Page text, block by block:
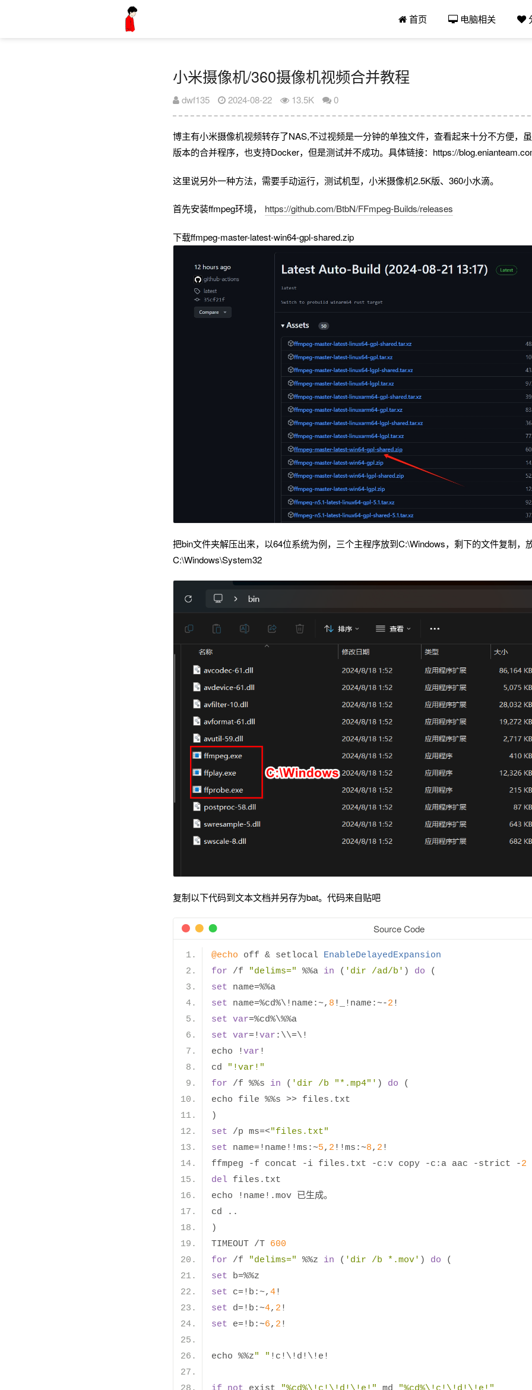
首页 电脑相关
小米摄像机/360摄像机视频合并教程
dwf135 2024-08-22 13.5K 0
博主有小米摄像机视频转存了NAS,不过视频是一分钟的单独文件，查看起来十分不方便，
版本的合并程序，也支持Docker，但是测试并不成功。具体链接：https://
这里说另外一种方法，需要手动运行，测试机型，小米摄像机2.5K版、360小水滴。
首先安装ffmpeg环境， https://github.com/BtbN/FFmpeg-Builds/releases
下载ffmpeg-master-latest-win64-gpl-shared.zip
把bin文件夹解压出来，以64位系统为例，三个主程序放到C:\Windows，剩下的文件复制，
C:\Windows\System32
复制以下代码到文本文档并另存为bat。代码来自贴吧
Source Code
@echo off & setlocal EnableDelayedExpansion
for
/f "delims=" %%a in ( 'dir /ad/b' ) do
(
set name=%%a
set name=%cd%\!name :~, 8 ! ! name :~-2 !
set var=%cd%\%%a
set var=!var : \\=\!
echo
!var !
cd "!var!"
for
/f %%s in ( 'dir /b "*.mp4"' ) do
(
echo file %%s >> files . txt
)
set
/p ms=<"files.txt"
set name=! name !!ms :~5, 2 !!ms :~8, 2 !
ffmpeg -f concat -i files . txt -c :v copy -c : a aac -strict -2
del files . txt
echo
! name !.mov 已生成。
cd
..
)
TIMEOUT /T 600
for
/f "delims=" %%z in ( 'dir /b *.mov' ) do
(
set b=%%z
set c=! b :~,4!
set d=! b :~4, 2 !
set e=! b :~6, 2 !
echo %%z" " ! c ! \!d ! \!e !